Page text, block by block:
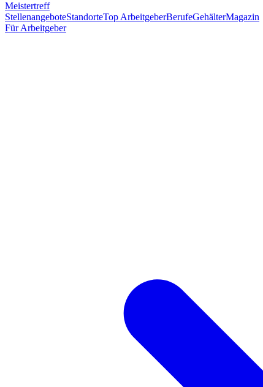
Meistertreff
StellenangeboteStandorteTop ArbeitgeberBerufeGehälterMagazin
Für Arbeitgeber